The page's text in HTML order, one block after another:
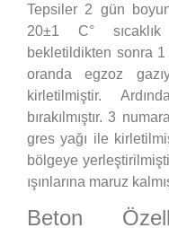
Tepsiler 2 gün
20±1 C° sıcaklık
bekletildikten sonra
oranda egzoz
kirletilmiştir.
bırakılmıştır. 3
gres yağı ile
bölgeye
ışınlarına maruz
Beton